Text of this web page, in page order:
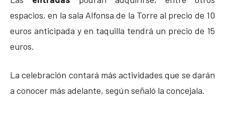
espacios, en la sala Alfonsa de la Torre al precio de 10
euros anticipada y en taquilla tendrá un precio de 15
euros.
La celebración contará más actividades que se darán
a conocer más adelante, según señaló la concejala.